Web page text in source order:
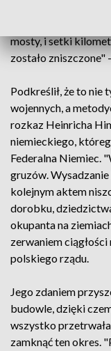
mosty, i setki
zostało zniszczone"
Podkreślił, że to nie
wojennych, a
rozkaz Heinricha
niemieckiego,
Federalna Niemiec.
gruzów. Wysadzanie
kolejnym aktem
dorobku,
okupanta na
zerwaniem
polskiego rządu.
Jego zdaniem
budowle, dzięki
wszystko
zamknąć ten okres.